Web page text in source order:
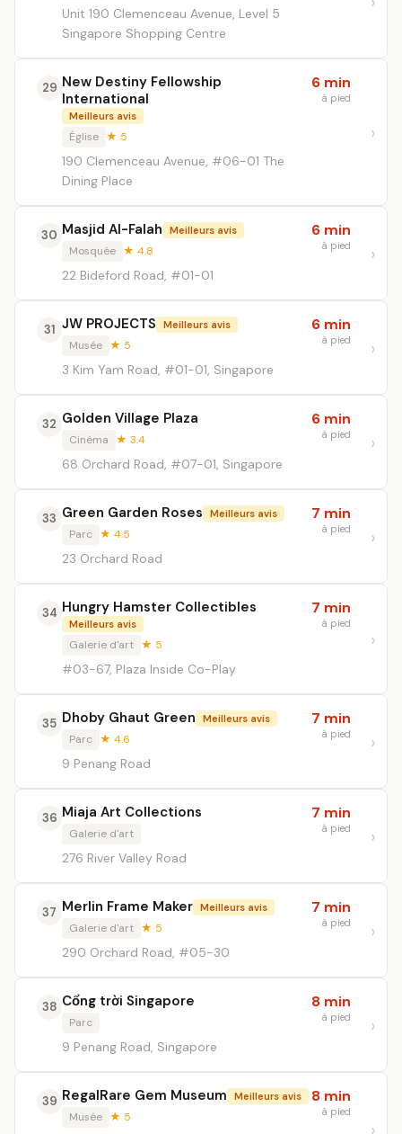
Unit 190 Clemenceau Avenue, Level 5
Singapore Shopping Centre
29 New Destiny Fellowship
International
Meilleurs avis
Église ★ 5
190 Clemenceau Avenue, #06-01 The
Dining Place
6 min
à pied
30 Masjid Al-Falah Meilleurs avis
Mosquée ★ 4.8
22 Bideford Road, #01-01
6 min
à pied
31 JW PROJECTS Meilleurs avis
Musée ★ 5
3 Kim Yam Road, #01-01, Singapore
6 min
à pied
32 Golden Village Plaza
Cinéma ★ 3.4
68 Orchard Road, #07-01, Singapore
6 min
à pied
33 Green Garden Roses Meilleurs avis
Parc ★ 4.5
23 Orchard Road
7 min
à pied
34 Hungry Hamster Collectibles
Meilleurs avis
Galerie d'art ★ 5
#03-67, Plaza Inside Co-Play
7 min
à pied
35 Dhoby Ghaut Green Meilleurs avis
Parc ★ 4.6
9 Penang Road
7 min
à pied
36 Miaja Art Collections
Galerie d'art
276 River Valley Road
7 min
à pied
37 Merlin Frame Maker Meilleurs avis
Galerie d'art ★ 5
290 Orchard Road, #05-30
7 min
à pied
38 Cổng trời Singapore
Parc
9 Penang Road, Singapore
8 min
à pied
39 RegalRare Gem Museum Meilleurs avis
Musée ★ 5
8 min
à pied